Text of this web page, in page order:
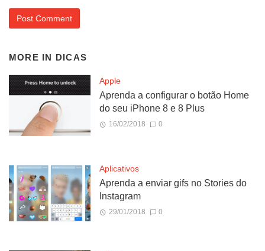
MORE IN DICAS
Apple
Aprenda a configurar o botão Home
do seu iPhone 8 e 8 Plus
16/02/2018 0
Aplicativos
Aprenda a enviar gifs no Stories do
Instagram
29/01/2018 0